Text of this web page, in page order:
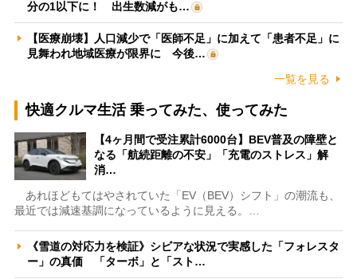
分の1以下に！ 出生数減がも…
【医療崩壊】人口減少で「医師不足」に加えて「患者不足」に
見舞われ地域医療が限界に 今後…
一覧を見る
快適クルマ生活 乗ってみた、使ってみた
【4ヶ月間で受注累計6000台】BEV普及の障壁と
なる「航続距離の不安」「充電のストレス」解
消…
あれほどもてはやされていた「EV（BEV）シフト」の潮流も、
最近では減速基調になっているように見える。…
《雪道の対応力を検証》シビアな状況で実感した「フォレスタ
ー」の真価 「ターボ」と「スト…